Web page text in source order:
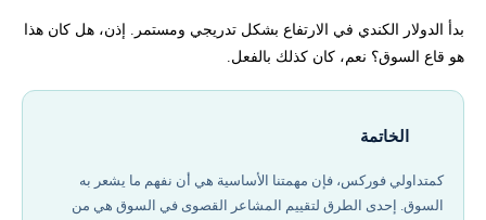
بدأ الدولار الكندي في الارتفاع بشكل تدريجي ومستمر. إذن، هل كان هذا
هو قاع السوق؟ نعم، كان كذلك بالفعل.
الخاتمة
كمتداولي فوركس، فإن مهمتنا الأساسية هي أن نفهم ما يشعر به
السوق. إحدى الطرق لتقييم المشاعر القصوى في السوق هي من